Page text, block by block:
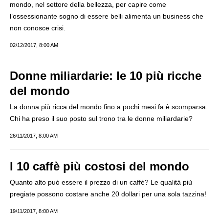
mondo, nel settore della bellezza, per capire come
l’ossessionante sogno di essere belli alimenta un business che
non conosce crisi.
02/12/2017, 8:00 AM
Donne miliardarie: le 10 più ricche
del mondo
La donna più ricca del mondo fino a pochi mesi fa è scomparsa.
Chi ha preso il suo posto sul trono tra le donne miliardarie?
26/11/2017, 8:00 AM
I 10 caffè più costosi del mondo
Quanto alto può essere il prezzo di un caffè? Le qualità più
pregiate possono costare anche 20 dollari per una sola tazzina!
19/11/2017, 8:00 AM